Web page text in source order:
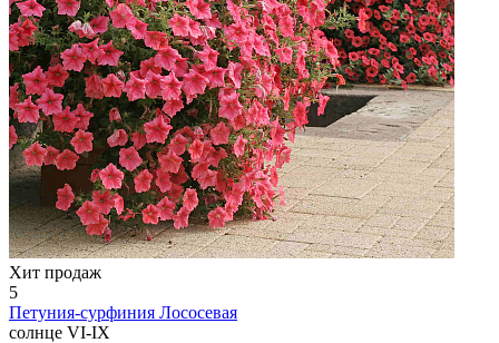
Хит продаж
5
Петуния-сурфиния Лососевая
солнце VI-IX